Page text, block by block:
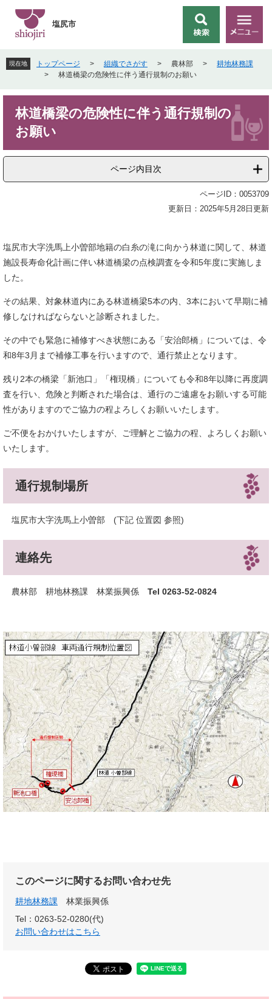
先
頭
す
を
飛
し
索
メ
ニ
ー
塩尻市
現在地 トップページ > 組織でさがす > 農林部 >
耕地林務課
>
林道橋梁の危険性に伴う通行規制のお願い
林道橋梁の危険性に伴う通行規制の
お願い
ページ内目次
ページID：0053709
更新日：2025年5月28日更新
塩尻市大字洗馬上小曽部地籍の白糸の滝に向かう林道に関して、林道
施設長寿命化計画に伴い林道橋梁の点検調査を令和5年度に実施しま
した。
その結果、対象林道内にある林道橋梁5本の内、3本において早期に補
修しなければならないと診断されました。
その中でも緊急に補修すべき状態にある「安治郎橋」については、令
和8年3月まで補修工事を行いますので、通行禁止となります。
残り2本の橋梁「新池口」「権現橋」についても令和8年以降に再度調
査を行い、危険と判断された場合は、通行のご遠慮をお願いする可能
性がありますのでご協力の程よろしくお願いいたします。
ご不便をおかけいたしますが、ご理解とご協力の程、よろしくお願い
いたします。
通行規制場所
塩尻市大字洗馬上小曽部 (下記 位置図 参照)
連絡先
​農林部 耕地林務課 林業振興係 Tel 0263-52-0824
このページに関するお問い合わせ先
耕地林務課
林業振興係
Tel：0263-52-0280(代)
お問い合わせはこちら